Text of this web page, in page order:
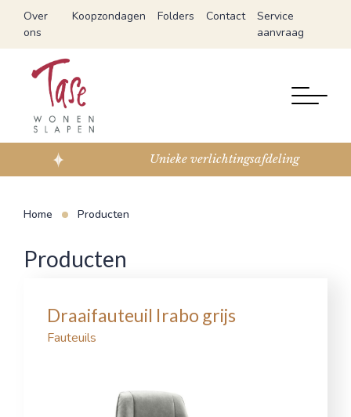
Over
ons
Koopzondagen Folders Contact
Service
aanvraag
Unieke verlichtingsafdeling
Home Producten
Producten
Draaifauteuil Irabo grijs
Fauteuils